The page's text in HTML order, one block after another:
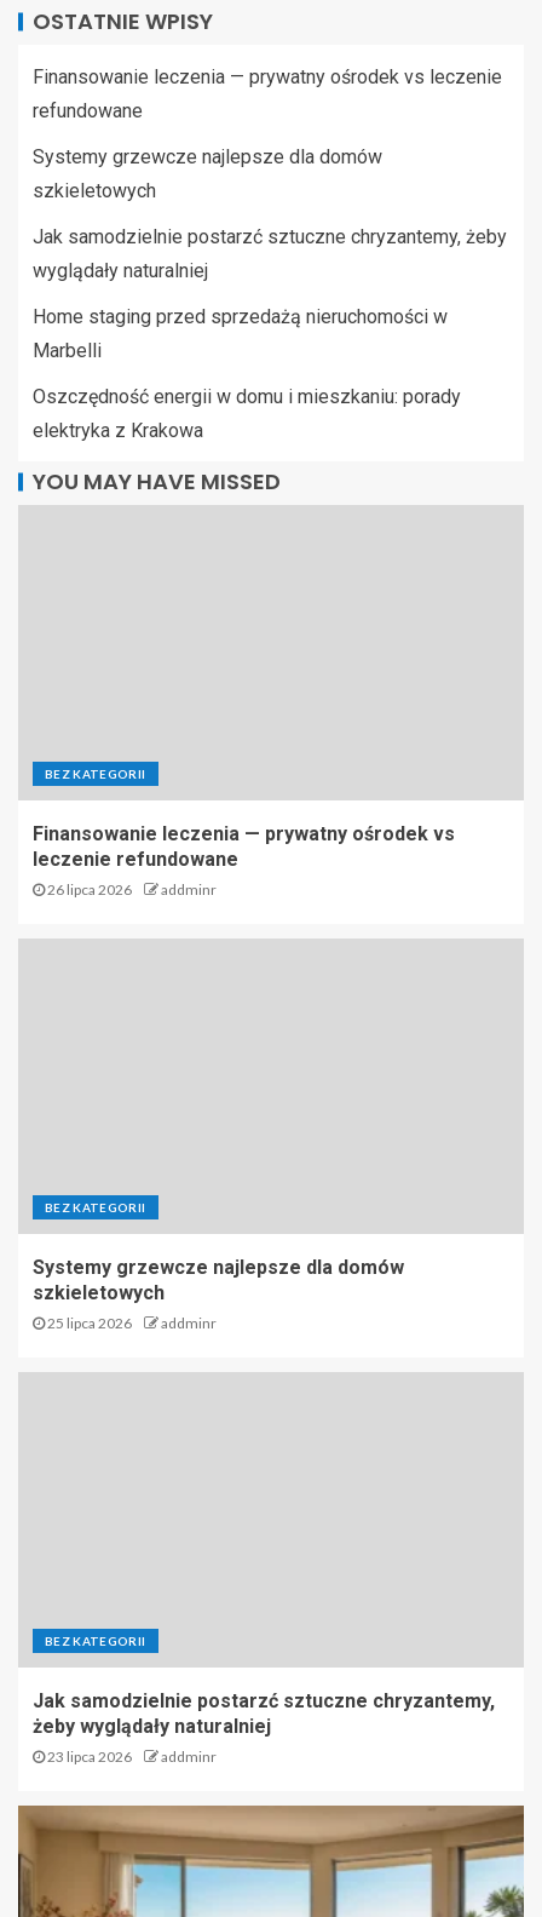
OSTATNIE WPISY
Finansowanie leczenia — prywatny ośrodek vs leczenie
refundowane
Systemy grzewcze najlepsze dla domów
szkieletowych
Jak samodzielnie postarzć sztuczne chryzantemy, żeby
wyglądały naturalniej
Home staging przed sprzedażą nieruchomości w
Marbelli
Oszczędność energii w domu i mieszkaniu: porady
elektryka z Krakowa
YOU MAY HAVE MISSED
BEZ KATEGORII
Finansowanie leczenia — prywatny ośrodek vs
leczenie refundowane
26 lipca 2026 addminr
BEZ KATEGORII
Systemy grzewcze najlepsze dla domów
szkieletowych
25 lipca 2026 addminr
BEZ KATEGORII
Jak samodzielnie postarzć sztuczne chryzantemy,
żeby wyglądały naturalniej
23 lipca 2026 addminr